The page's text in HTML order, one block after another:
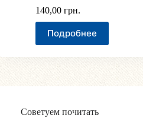
140,00 грн.
Подробнее
Советуем почитать